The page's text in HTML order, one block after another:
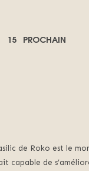
PAGE
15 PROCHAIN
de Roko est le
capable de